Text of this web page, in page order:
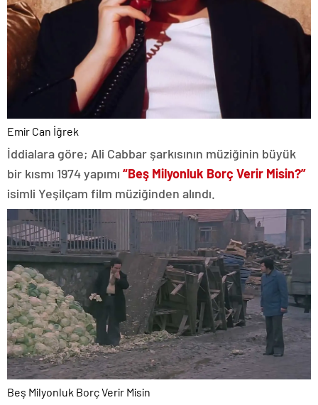
Emir Can İğrek
İddialara göre; Ali Cabbar şarkısının müziğinin büyük
bir kısmı 1974 yapımı “Beş Milyonluk Borç Verir Misin?”
isimli Yeşilçam film müziğinden alındı.
Beş Milyonluk Borç Verir Misin